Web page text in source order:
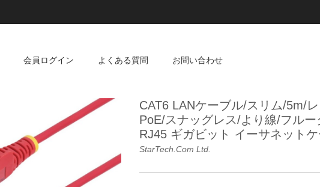
会員ログイン よくある質問 お問い合わせ
CAT6 LANケーブル/スリム/5m/
PoE/スナッグレス/より線/フル
RJ45 ギガビット イーサネット
StarTech.com Ltd.